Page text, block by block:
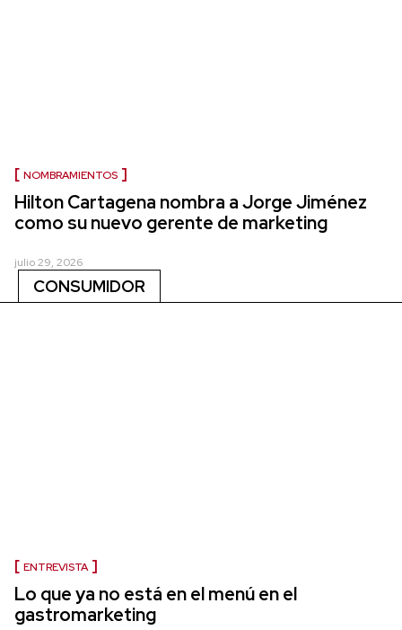
NOMBRAMIENTOS
Hilton Cartagena nombra a Jorge Jiménez
como su nuevo gerente de marketing
julio 29, 2026
CONSUMIDOR
ENTREVISTA
Lo que ya no está en el menú en el
gastromarketing